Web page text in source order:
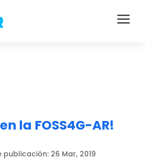
a
la FOSS4G-AR!
publicación: 26 Mar, 2019